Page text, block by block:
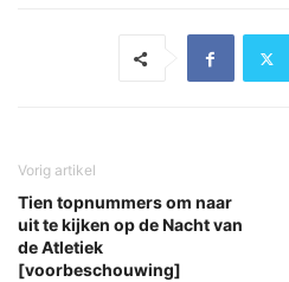
Vorig artikel
Tien topnummers om naar
uit te kijken op de Nacht van
de Atletiek
[voorbeschouwing]